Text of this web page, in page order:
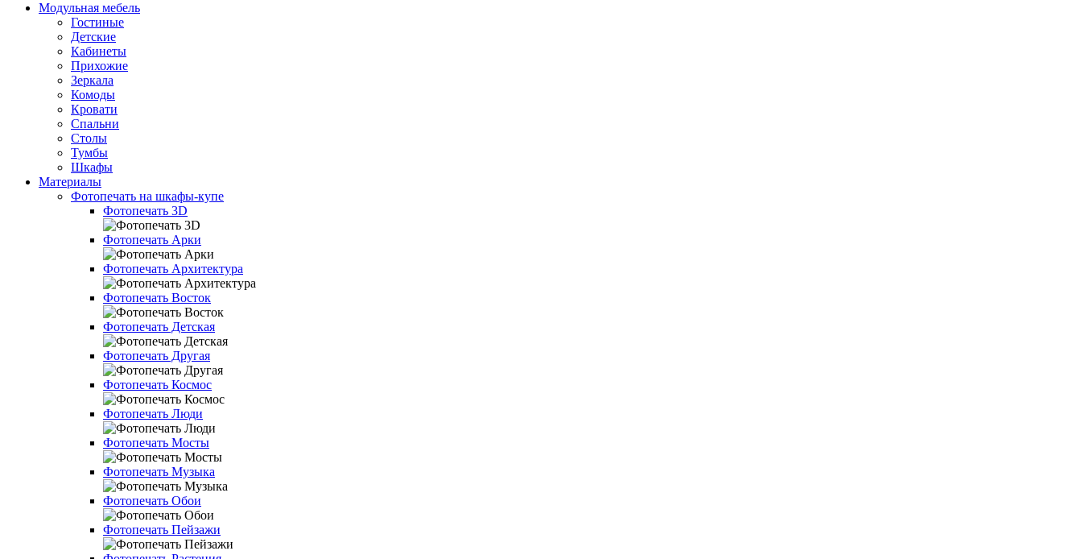
Модульная мебель
Гостиные
Детские
Кабинеты
Прихожие
Зеркала
Комоды
Кровати
Спальни
Столы
Тумбы
Шкафы
Материалы
Фотопечать на шкафы-купе
Фотопечать 3D
Фотопечать Арки
Фотопечать Архитектура
Фотопечать Восток
Фотопечать Детская
Фотопечать Другая
Фотопечать Космос
Фотопечать Люди
Фотопечать Мосты
Фотопечать Музыка
Фотопечать Обои
Фотопечать Пейзажи